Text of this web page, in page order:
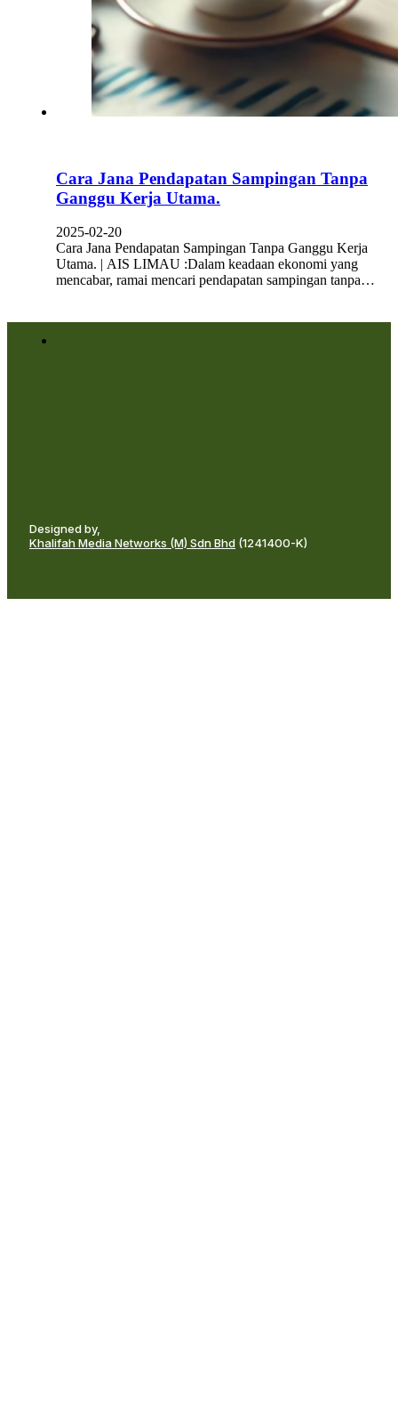
Cara Jana Pendapatan Sampingan Tanpa
Ganggu Kerja Utama.
2025-02-20
Cara Jana Pendapatan Sampingan Tanpa Ganggu Kerja
Utama. | AIS LIMAU :Dalam keadaan ekonomi yang
mencabar, ramai mencari pendapatan sampingan tanpa…
Designed by,
Khalifah Media Networks (M) Sdn Bhd (1241400-K)